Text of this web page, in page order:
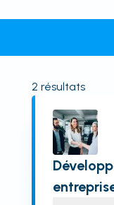
2 résultats